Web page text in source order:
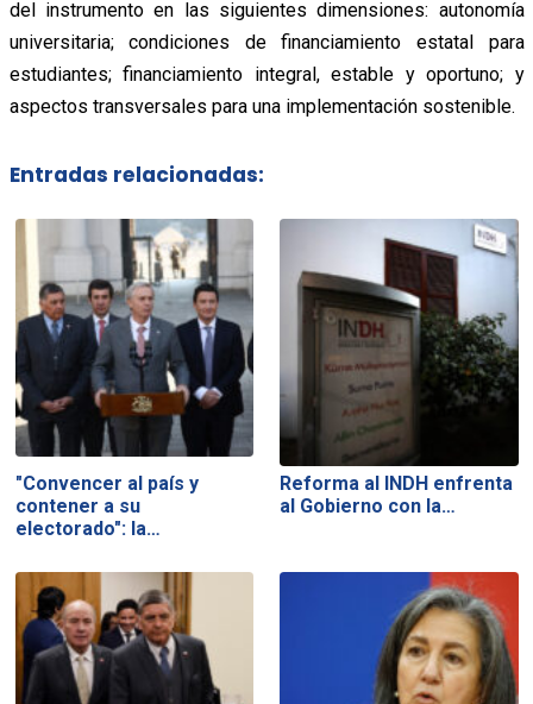
del instrumento en las siguientes dimensiones: autonomía
universitaria; condiciones de financiamiento estatal para
estudiantes; financiamiento integral, estable y oportuno; y
aspectos transversales para una implementación sostenible.
Entradas relacionadas:
"Convencer al país y
contener a su
electorado": la…
Reforma al INDH enfrenta
al Gobierno con la…